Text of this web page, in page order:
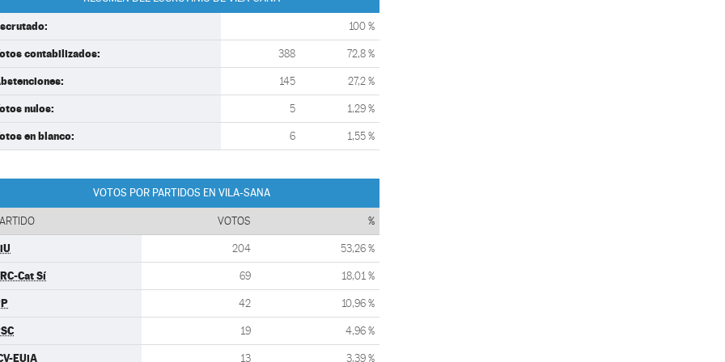
100 %
contabilizados: 388 72,8 %
145 27,2 %
nulos: 5 1,29 %
en blanco: 6 1,55 %
VOTOS POR PARTIDOS EN VILA-SANA
VOTOS %
204 53,26 %
Cat Sí 69 18,01 %
42 10,96 %
19 4,96 %
EUiA 13 3,39 %